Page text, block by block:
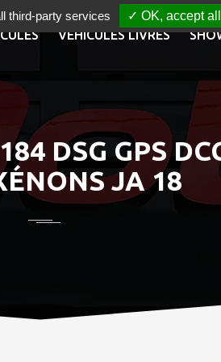
VÉHICULES LIVRÉS
DSG GPS
JA 18
third-party services ✓ OK, accept all